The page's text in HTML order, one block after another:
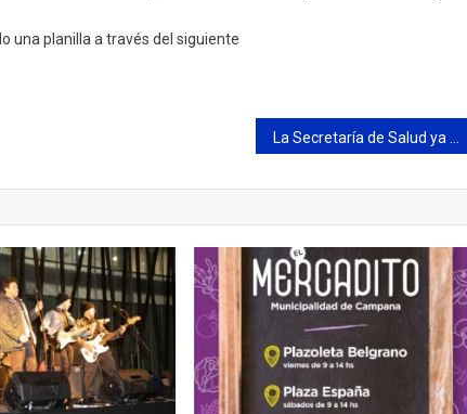
una planilla a través del siguiente